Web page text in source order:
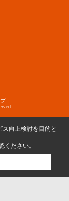
向上検討を目的と
ください。